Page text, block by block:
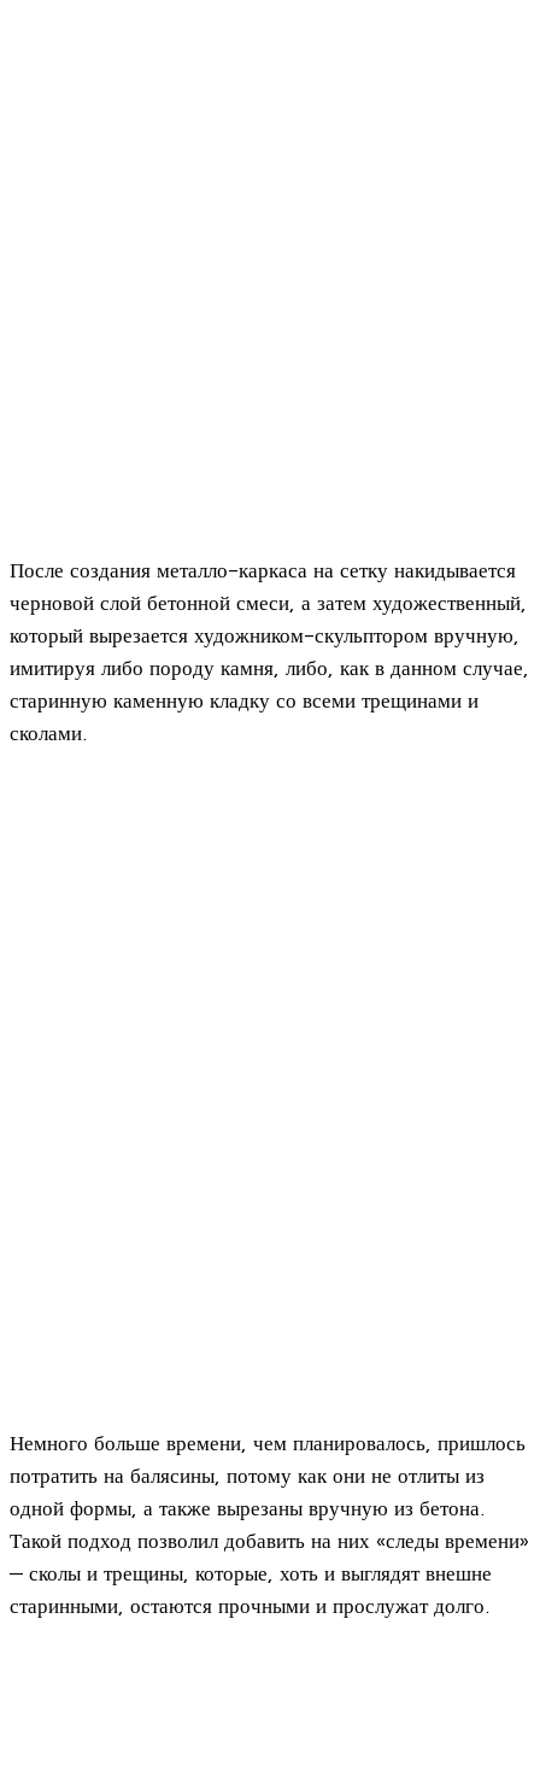
После создания металло-каркаса на сетку накидывается
черновой слой бетонной смеси, а затем художественный,
который вырезается художником-скульптором вручную,
имитируя либо породу камня, либо, как в данном случае,
старинную каменную кладку со всеми трещинами и
сколами.
Немного больше времени, чем планировалось, пришлось
потратить на балясины, потому как они не отлиты из
одной формы, а также вырезаны вручную из бетона.
Такой подход позволил добавить на них «следы времени»
— сколы и трещины, которые, хоть и выглядят внешне
старинными, остаются прочными и прослужат долго.